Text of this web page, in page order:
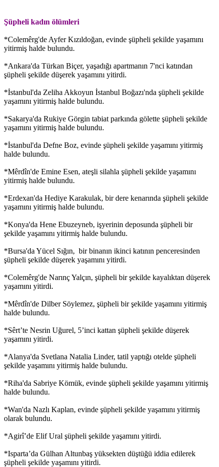
Şüpheli kadın ölümleri
*Colemêrg'de Ayfer Kızıldoğan, evinde şüpheli şekilde yaşamını
yitirmiş halde bulundu.
*Ankara'da Türkan Biçer, yaşadığı apartmanın 7'nci katından
şüpheli şekilde düşerek yaşamını yitirdi.
*İstanbul'da Zeliha Akkoyun İstanbul Boğazı'nda şüpheli şekilde
yaşamını yitirmiş halde bulundu.
*Sakarya'da Rukiye Görgin tabiat parkında gölette şüpheli şekilde
yaşamını yitirmiş halde bulundu.
*İstanbul'da Defne Boz, evinde şüpheli şekilde yaşamını yitirmiş
halde bulundu.
*Mêrdîn'de Emine Esen, ateşli silahla şüpheli şekilde yaşamını
yitirmiş halde bulundu.
*Erdexan'da Hediye Karakulak, bir dere kenarında şüpheli şekilde
yaşamını yitirmiş halde bulundu.
*Konya'da Hene Ebuzeyneb, işyerinin deposunda şüpheli bir
şekilde yaşamını yitirmiş halde bulundu.
*Bursa'da Yücel Sığın, bir binanın ikinci katının penceresinden
şüpheli şekilde düşerek yaşamını yitirdi.
*Colemêrg'de Narınç Yalçın, şüpheli bir şekilde kayalıktan düşerek
yaşamını yitirdi.
*Mêrdîn'de Dilber Söylemez, şüpheli bir şekilde yaşamını yitirmiş
halde bulundu.
*Sêrt’te Nesrin Uğurel, 5’inci kattan şüpheli şekilde düşerek
yaşamını yitirdi.
*Alanya'da Svetlana Natalia Linder, tatil yaptığı otelde şüpheli
şekilde yaşamını yitirmiş halde bulundu.
*Riha'da Sabriye Kömük, evinde şüpheli şekilde yaşamını yitirmiş
halde bulundu.
*Wan'da Nazlı Kaplan, evinde şüpheli şekilde yaşamını yitirmiş
olarak bulundu.
*Agirî’de Elif Ural şüpheli şekilde yaşamını yitirdi.
*Isparta’da Gülhan Altunbaş yüksekten düştüğü iddia edilerek
şüpheli şekilde yaşamını yitirdi.